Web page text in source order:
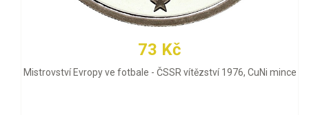
73 Kč
Mistrovství Evropy ve fotbale - ČSSR vítězství 1976, CuNi mince